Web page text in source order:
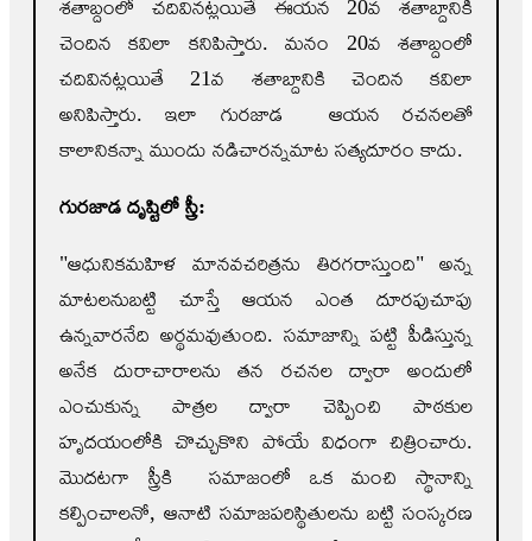
శతాబ్దంలో చదివినట్లయితే ఈయన 20వ శతాబ్దానికి
చెందిన కవిలా కనిపిస్తారు. మనం 20వ శతాబ్దంలో
చదివినట్లయితే 21వ శతాబ్దానికి చెందిన కవిలా
అనిపిస్తారు. ఇలా గురజాడ ఆయన రచనలతో
కాలానికన్నా ముందు నడిచారన్నమాట సత్యదూరం కాదు.
గురజాడ దృష్టిలో స్త్రీ:
"ఆధునికమహిళ మానవచరిత్రను తిరగరాస్తుంది" అన్న
మాటలనుబట్టి చూస్తే ఆయన ఎంత దూరపుచూపు
ఉన్నవారనేది అర్థమవుతుంది. సమాజాన్ని పట్టి పీడిస్తున్న
అనేక దురాచారాలను తన రచనల ద్వారా అందులో
ఎంచుకున్న పాత్రల ద్వారా చెప్పించి పాఠకుల
హృదయంలోకి చొచ్చుకొని పోయే విధంగా చిత్రించారు.
మొదటగా స్త్రీకి సమాజంలో ఒక మంచి స్థానాన్ని
కల్పించాలనో, ఆనాటి సమాజపరిస్థితులను బట్టి సంస్కరణ